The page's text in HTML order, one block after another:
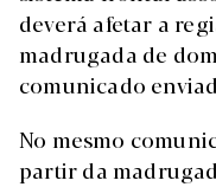
deverá afetar a
madrugada de
comunicado
No mesmo
partir da